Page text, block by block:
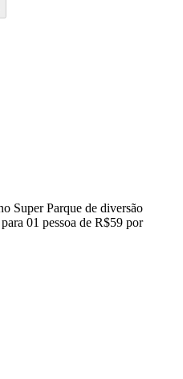
Super Parque de diversão
01 pessoa de R$59 por